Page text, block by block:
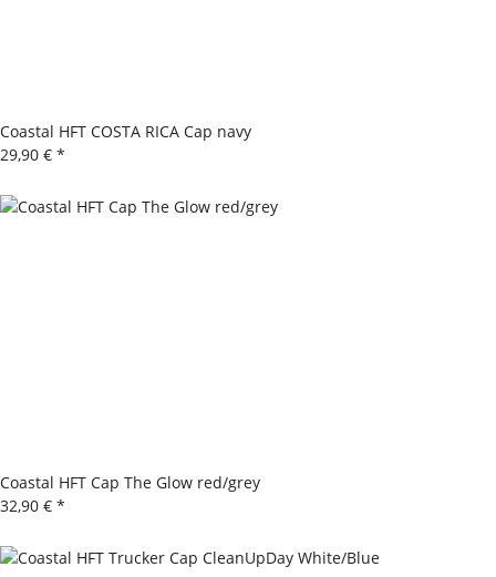
Coastal HFT COSTA RICA Cap navy
29,90 € *
Coastal HFT Cap The Glow red/grey
32,90 € *